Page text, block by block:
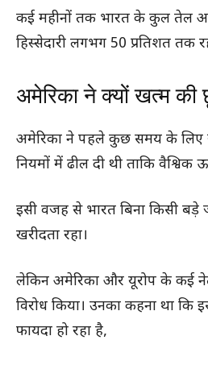
कई महीनों तक भारत के कुल तेल
हिस्सेदारी लगभग 50 प्रतिशत तक
अमेरिका ने क्यों खत्म की
अमेरिका ने पहले कुछ समय के
नियमों में ढील दी थी ताकि वैश्विक
इसी वजह से भारत बिना किसी
खरीदता रहा।
लेकिन अमेरिका और यूरोप के कई
विरोध किया। उनका कहना था
फायदा हो रहा है,